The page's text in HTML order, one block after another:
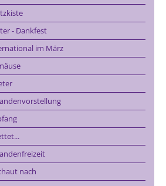
- Dankfest
im März
nach